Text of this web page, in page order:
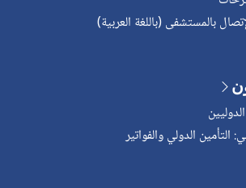
بالمستشفى (باللغة العربية)
الدولي والفواتير